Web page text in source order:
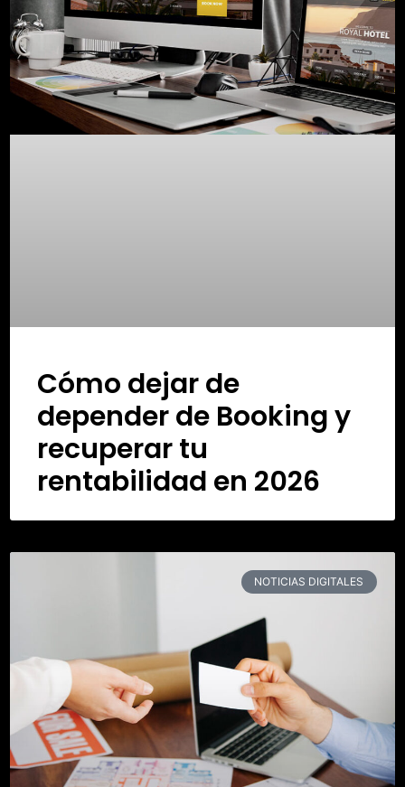
Cómo dejar de
depender de Booking y
recuperar tu
rentabilidad en 2026
NOTICIAS DIGITALES